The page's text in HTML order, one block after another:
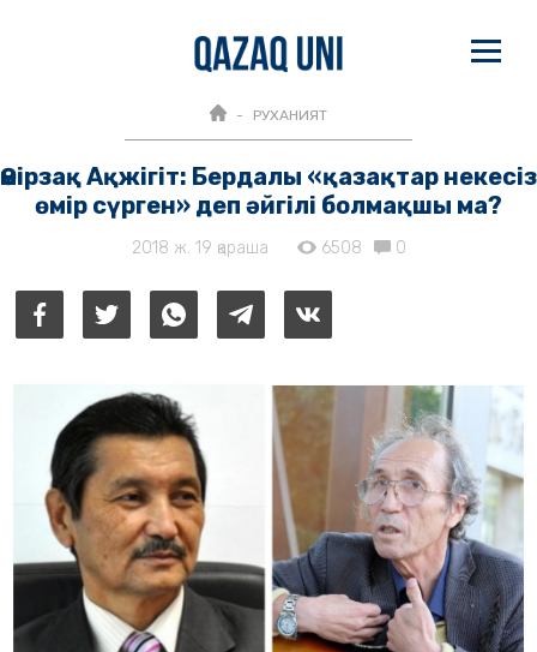
РУХАНИЯТ
Өмірзақ Ақжігіт: Бердалы «қазақтар некесіз
өмір сүрген» деп әйгілі болмақшы ма?
2018 ж. 19 қараша 6508 0